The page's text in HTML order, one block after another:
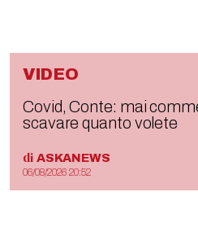
VIDEO
Covid, Conte: mai
scavare quanto volete
di ASKANEWS
06/08/2026 20:52